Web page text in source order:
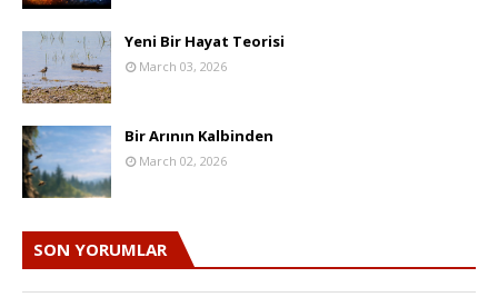
Yeni Bir Hayat Teorisi
March 03, 2026
Bir Arının Kalbinden
March 02, 2026
SON YORUMLAR